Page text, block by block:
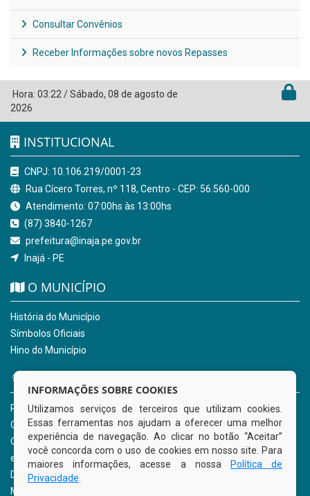
Consultar Convênios
Receber Informações sobre novos Repasses
INFORMAÇÕES SOBRE COOKIES
Utilizamos serviços de terceiros que utilizam cookies.
Essas ferramentas nos ajudam a oferecer uma melhor
experiência de navegação. Ao clicar no botão “Aceitar”
você concorda com o uso de cookies em nosso site. Para
maiores informações, acesse a nossa
Política de
Privacidade
Hora: 03:22/Sábado, 08 de agosto de
2026
INSTITUCIONAL
CNPJ: 10.106.219/0001-23
Rua Cícero Torres, nº 118, Centro - CEP: 56.560-000
Atendimento: 07:00hs às 13:00hs
(87) 3840-1267
prefeitura@inaja.pe.gov.br
Inajá - PE
O MUNICÍPIO
História do Município
Símbolos Oficiais
Hino do Município
Portal da Transparência
Carta de Serviços ao Usuário
Ouvidoria Municipal
e-SIC
Diário Oficial
Mapa do Site